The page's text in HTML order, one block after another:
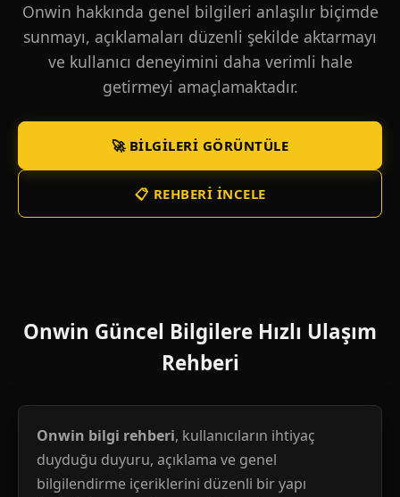
Onwin hakkında genel bilgileri anlaşılır biçimde
sunmayı, açıklamaları düzenli şekilde aktarmayı
ve kullanıcı deneyimini daha verimli hale
getirmeyi amaçlamaktadır.
🚀 BILGILERI GÖRÜNTÜLE
📋 REHBERI İNCELE
Onwin Güncel Bilgilere Hızlı Ulaşım
Rehberi
Onwin bilgi rehberi, kullanıcıların ihtiyaç
duyduğu duyuru, açıklama ve genel
bilgilendirme içeriklerini düzenli bir yapı